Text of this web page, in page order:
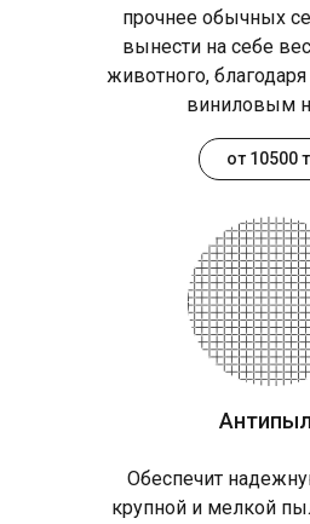
прочнее обычных
вынести на себе
животного,
виниловым
Обеспечит
крупной и мелкой
от 10500